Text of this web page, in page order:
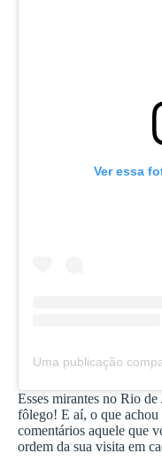
Ver essa
Esses mirantes no Rio
fôlego! E aí, o que
comentários aquele que
ordem da sua visita em